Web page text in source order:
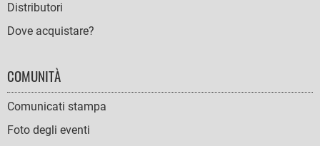
Distributori
Dove acquistare?
COMUNITÀ
Comunicati stampa
Foto degli eventi